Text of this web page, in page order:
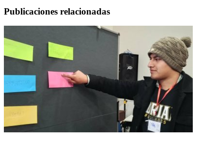
Publicaciones relacionadas